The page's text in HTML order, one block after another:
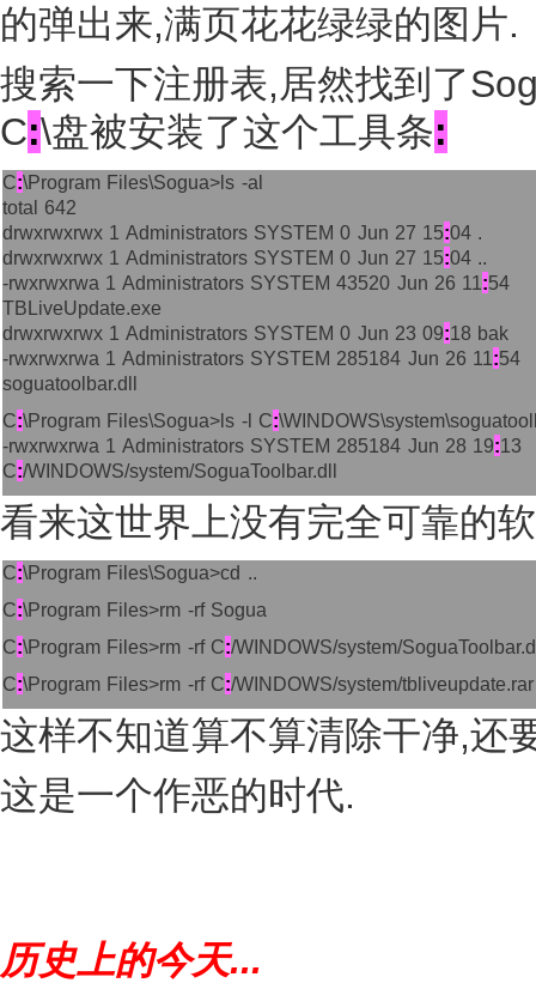
的弹出来,满页花花绿绿的图片.
搜索一下注册表,居然找到了
C:\盘被安装了这个工具条:
C:\Program Files\Sogua>ls -al
total 642
drwxrwxrwx 1 Administrators SYSTEM 0 Jun 27 15:04 .
drwxrwxrwx 1 Administrators SYSTEM 0 Jun 27 15:04 ..
-rwxrwxrwa 1 Administrators SYSTEM 43520 Jun 26 11 :54
TBLiveUpdate.exe
drwxrwxrwx 1 Administrators SYSTEM 0 Jun 23 09:18 bak
-rwxrwxrwa 1 Administrators SYSTEM 285184 Jun 26 11 :54
soguatoolbar.dll
C:\Program Files\Sogua>ls -l C:
-rwxrwxrwa 1 Administrators SYSTEM 285184 Jun 28 19:13
C:/WINDOWS/system/SoguaToolbar.dll
看来这世界上没有完全可靠的
C:\Program Files\Sogua>cd ..
C:\Program Files>rm -rf Sogua
C:\Program Files>rm -rf C:/WINDOWS/system/
C:\Program Files>rm -rf C:/WINDOWS/system/tbliveupdate.rar
这样不知道算不算清除干净,还
这是一个作恶的时代.
历史上的今天...